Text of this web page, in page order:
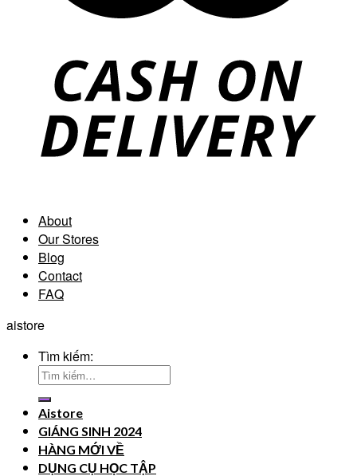
About
Our Stores
Blog
Contact
FAQ
aistore
Tìm kiếm:
Aistore
GIÁNG SINH 2024
HÀNG MỚI VỀ
DỤNG CỤ HỌC TẬP